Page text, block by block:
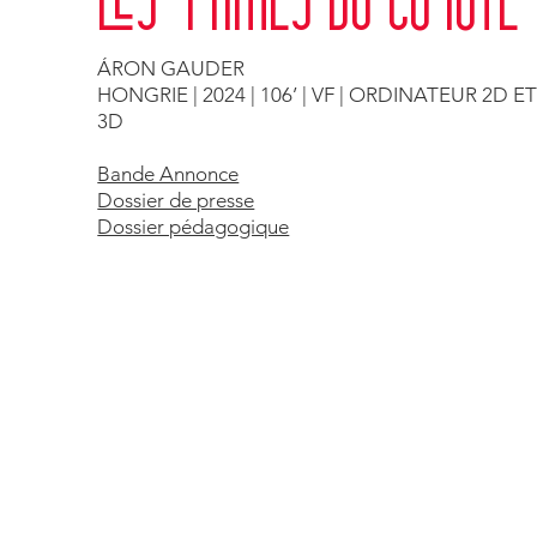
ÁRON GAUDER
HONGRIE | 2024 | 106’ | VF | ORDINATEUR 2D ET
3D
Bande Annonce
Dossier de presse
Dossier pédagogique